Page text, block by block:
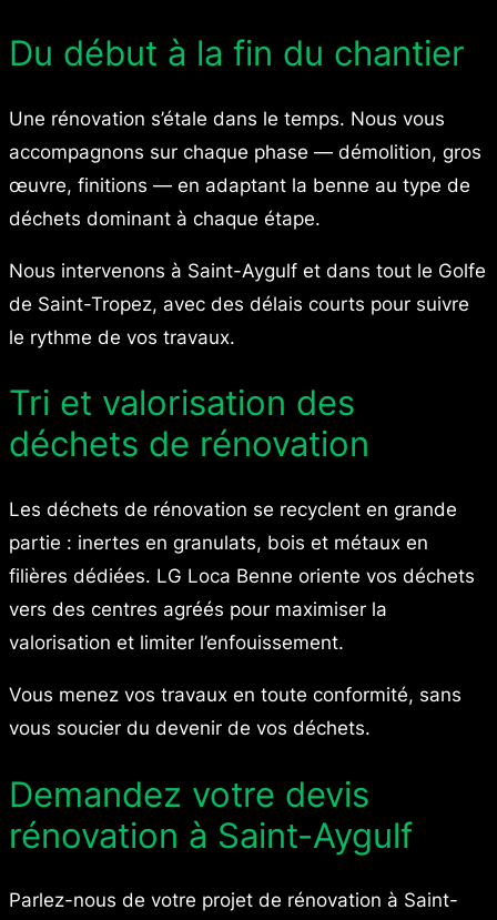
Du début à la fin du chantier
Une rénovation s’étale dans le temps. Nous vous
accompagnons sur chaque phase — démolition, gros
œuvre, finitions — en adaptant la benne au type de
déchets dominant à chaque étape.
Nous intervenons à Saint-Aygulf et dans tout le Golfe
de Saint-Tropez, avec des délais courts pour suivre
le rythme de vos travaux.
Tri et valorisation des
déchets de rénovation
Les déchets de rénovation se recyclent en grande
partie : inertes en granulats, bois et métaux en
filières dédiées. LG Loca Benne oriente vos déchets
vers des centres agréés pour maximiser la
valorisation et limiter l’enfouissement.
Vous menez vos travaux en toute conformité, sans
vous soucier du devenir de vos déchets.
Demandez votre devis
rénovation à Saint-Aygulf
Parlez-nous de votre projet de rénovation à Saint-